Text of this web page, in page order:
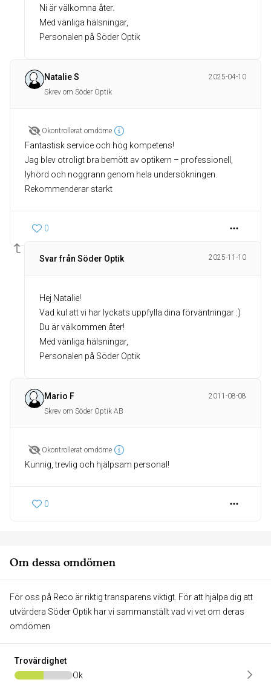
Om dessa omdömen
För oss på Reco är riktig transparens viktigt. För att hjälpa dig att
utvärdera Söder Optik har vi sammanställt vad vi vet om deras
omdömen
Trovärdighet
Ok
Ni är välkomna åter.
Med vänliga hälsningar,
Personalen på Söder Optik
Natalie S
2025-04-10
Skrev om Söder Optik
Okontrollerat omdöme
Fantastisk service och hög kompetens!
Jag blev otroligt bra bemött av optikern – professionell,
lyhörd och noggrann genom hela undersökningen.
Rekommenderar starkt
0
Svar från Söder Optik 2025-11-10
Hej Natalie!
Vad kul att vi har lyckats uppfylla dina förväntningar :)
Du är välkommen åter!
Med vänliga hälsningar,
Personalen på Söder Optik
Mario F
2011-08-08
Skrev om Söder Optik AB
Okontrollerat omdöme
Kunnig, trevlig och hjälpsam personal!
0